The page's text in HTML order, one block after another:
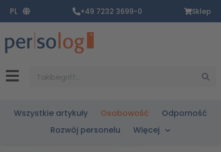
Inhalt
springen
PL +49 7232 3699-0 Sklep
Wszystkie artykuły Osobowość
Odporność
Rozwój personelu
Więcej